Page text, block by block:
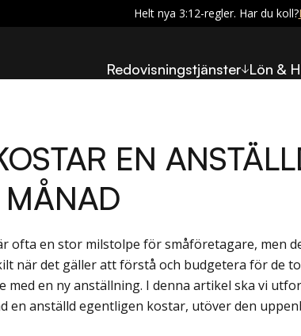
Helt nya 3:12-regler. Har du koll?
Redovisningstjänster Lön &
EN
ofta en stor milstolpe för småföretagare, men
när det gäller att förstå och budgetera för de
en ny anställning. I denna artikel ska vi
en anställd egentligen kostar, utöver den